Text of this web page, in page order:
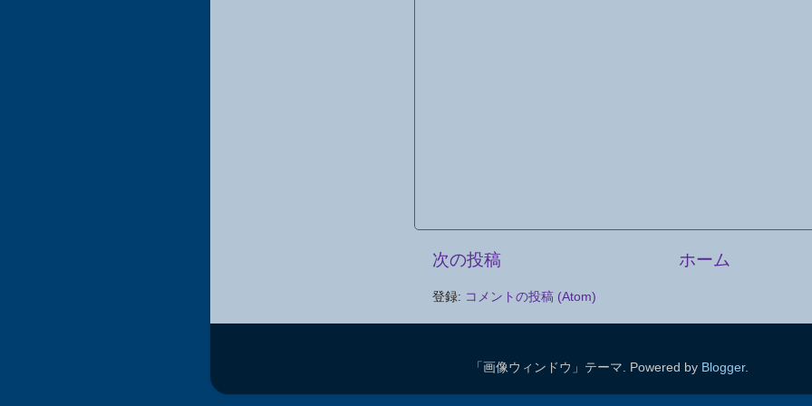
次の投稿 ホーム
登録: コメントの投稿 (Atom)
「画像ウィンドウ」テーマ. Powered by Blogger.